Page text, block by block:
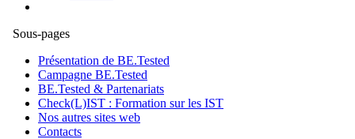
Sous-pages
Présentation de BE.Tested
Campagne BE.Tested
BE.Tested & Partenariats
Check(L)IST : Formation sur les IST
Nos autres sites web
Contacts